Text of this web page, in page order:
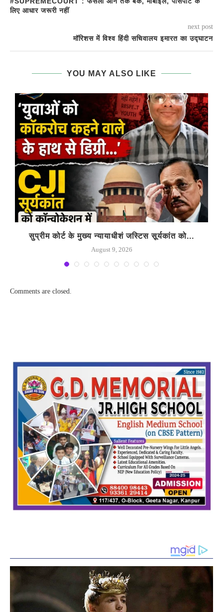
लिए आधार जरूरी नहीं
next post
मॉरिशस में विश्व हिंदी सचिवालय इमारत का उद्घाटन
YOU MAY ALSO LIKE
सुप्रीम कोर्ट के मुख्य न्यायाधीशं जस्टिस सूर्यकांत को...
August 9, 2026
Comments are closed.